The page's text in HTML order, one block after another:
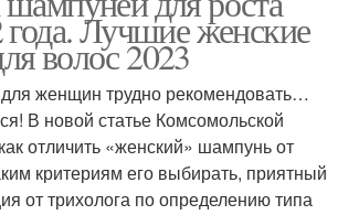
года. Лучшие женские
волос 2023
женщин трудно рекомендовать…
В новой статье Комсомольской
отличить «женский» шампунь от
критериям его выбирать, приятный
от трихолога по определению типа